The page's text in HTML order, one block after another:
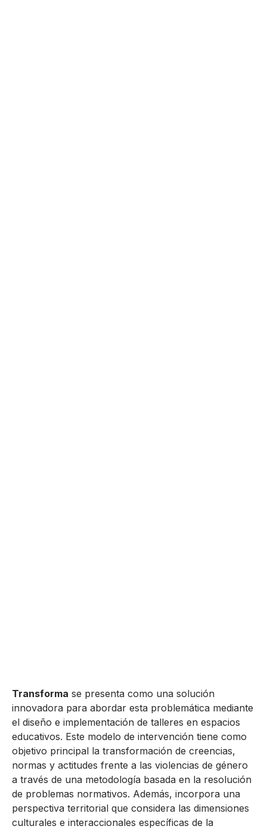
Transforma se presenta como una solución
innovadora para abordar esta problemática mediante
el diseño e implementación de talleres en espacios
educativos. Este modelo de intervención tiene como
objetivo principal la transformación de creencias,
normas y actitudes frente a las violencias de género
a través de una metodología basada en la resolución
de problemas normativos. Además, incorpora una
perspectiva territorial que considera las dimensiones
culturales e interaccionales específicas de la